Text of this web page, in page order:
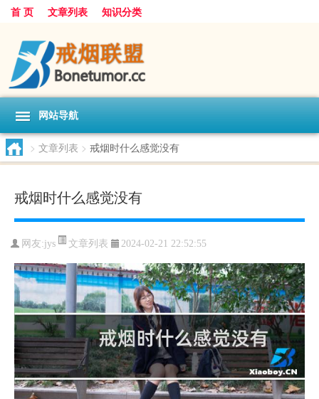
首 页 文章列表 知识分类
网站导航
> 文章列表 > 戒烟时什么感觉没有
戒烟时什么感觉没有
网友:jys 文章列表 2024-02-21 22:52:55